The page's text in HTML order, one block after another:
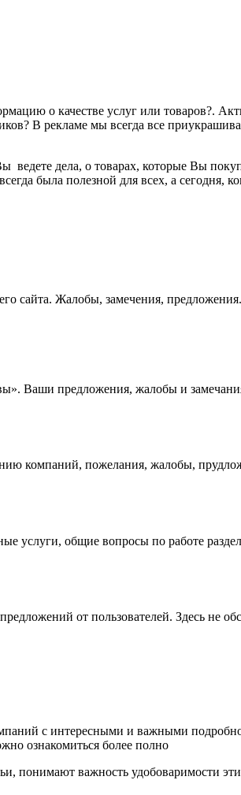
о качестве услуг или товаров?.
В рекламе мы всегда все
дела, о товарах, которые Вы
была полезной для всех, а сегодня,
сайта. Жалобы, замечения,
Ваши предложения, жалобы и
компаний, пожелания, жалобы,
услуги, общие вопросы по работе
от пользователей. Здесь не
с интересными и важными
ознакомиться более полно
понимают важность удобоваримости